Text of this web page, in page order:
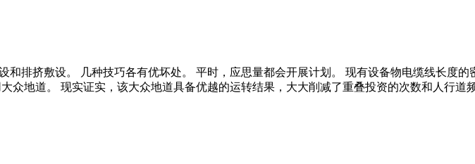
排挤敷设。 几种技巧各有优坏处。 平时，应思量都会开展计划。 现有设备物电缆线长度
地道。 现实证实，该大众地道具备优越的运转结果，大大削减了重叠投资的次数和人行